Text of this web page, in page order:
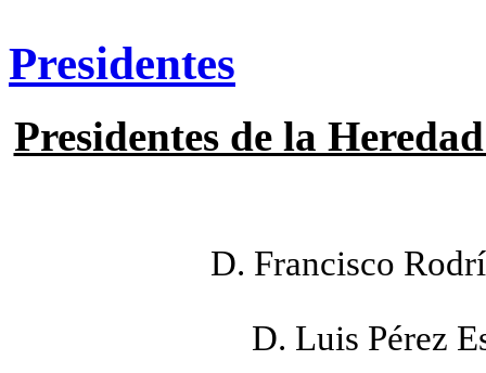
Presidentes
Presidentes de la
D. Francisco
D. Luis Pérez